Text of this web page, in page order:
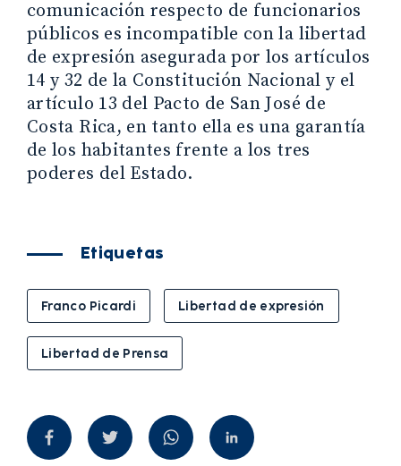
comunicación respecto de funcionarios
públicos es incompatible con la libertad
de expresión asegurada por los artículos
14 y 32 de la Constitución Nacional y el
artículo 13 del Pacto de San José de
Costa Rica, en tanto ella es una garantía
de los habitantes frente a los tres
poderes del Estado.
Etiquetas
Franco Picardi Libertad de expresión
Libertad de Prensa